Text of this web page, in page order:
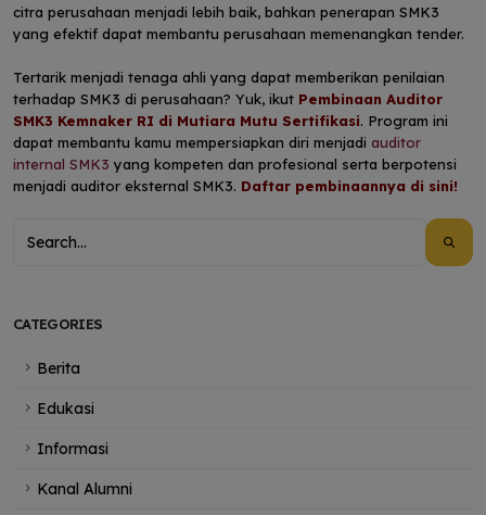
citra perusahaan menjadi lebih baik, bahkan penerapan SMK3
yang efektif dapat membantu perusahaan memenangkan tender.
Tertarik menjadi tenaga ahli yang dapat memberikan penilaian
terhadap SMK3 di perusahaan? Yuk, ikut Pembinaan Auditor
SMK3 Kemnaker RI di Mutiara Mutu Sertifikasi. Program ini
dapat membantu kamu mempersiapkan diri menjadi auditor
internal SMK3 yang kompeten dan profesional serta berpotensi
menjadi auditor eksternal SMK3. Daftar pembinaannya di sini!
CATEGORIES
Berita
Edukasi
Informasi
Kanal Alumni